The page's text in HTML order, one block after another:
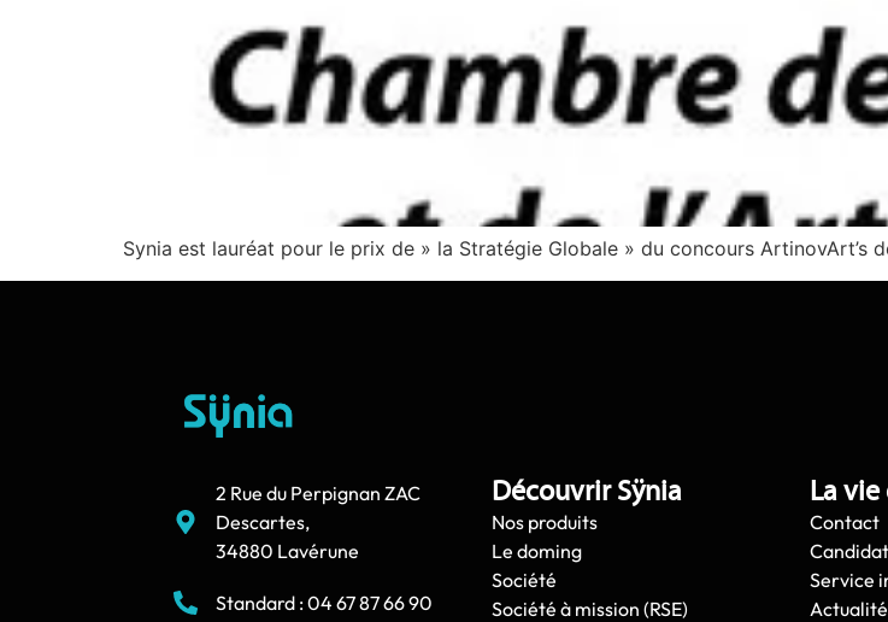
Synia est lauréat pour le prix de » la Stratégie Globale » du concours ArtinovArt’s
2 Rue du Perpignan ZAC
Descartes,
34880 Lavérune
Standard : 04 67 87 66 90
Découvrir Sÿnia
Nos produits
Le doming
Société
Société à mission (RSE)
La vie
Contact
Service